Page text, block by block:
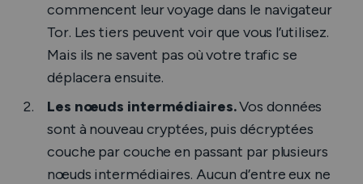
commencent leur voyage dans le navigateur
Tor. Les tiers peuvent voir que vous l’utilisez.
Mais ils ne savent pas où votre trafic se
déplacera ensuite.
Les nœuds intermédiaires.Vos données
sont à nouveau cryptées, puis décryptées
couche par couche en passant par plusieurs
nœuds intermédiaires. Aucun d’entre eux ne